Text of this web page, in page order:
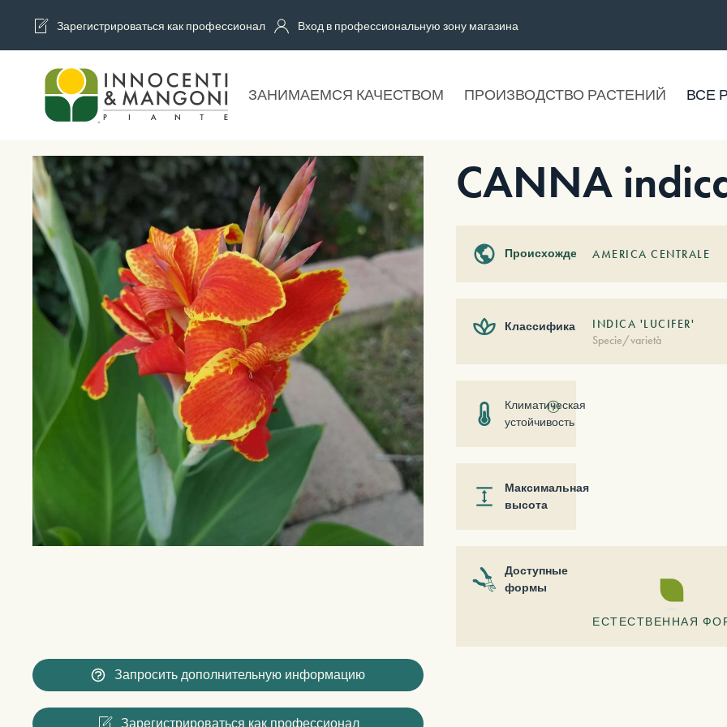
Skip to main content
Зарегистрироваться как профессионал Вход в профессиональную зону магазина
ЗАНИМАЕМСЯ КАЧЕСТВОМ ПРОИЗВОДСТВО РАСТЕНИЙ ВСЕ
Запросить дополнительную информацию
Зарегистрироваться как профессионал
CANNA
ПроисхождениеAMERICA CENTRALE
КлассификацияINDICA 'LUCIFER'
Specie/varietà
Климатическая
устойчивость
ⓘ
Максимальная
высота
Доступные
формы
ЕСТЕСТВЕННАЯ